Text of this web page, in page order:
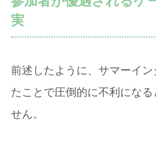
実
前述したように、サマーイ
たことで圧倒的に不利にな
せん。